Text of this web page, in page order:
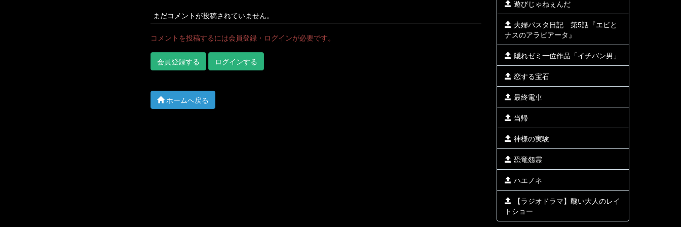
まだコメントが投稿されていません。
コメントを投稿するには会員登録・ログインが必要です。
会員登録する ログインする
ホームへ戻る
遊びじゃねぇんだ
夫婦パスタ日記 第5話『エビと
ナスのアラビアータ』
隠れゼミ一位作品「イチバン男」
恋する宝石
最終電車
当帰
神様の実験
恐竜怨霊
ハエノネ
【ラジオドラマ】醜い大人のレイ
トショー